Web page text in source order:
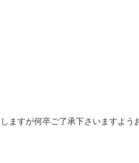
ますが何卒ご了承下さいますよう